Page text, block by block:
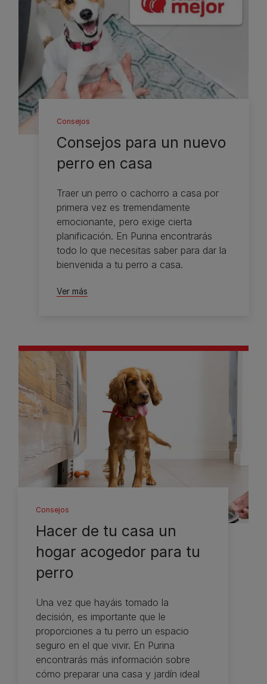
Consejos
Consejos para un nuevo
perro en casa
Traer un perro o cachorro a casa por
primera vez es tremendamente
emocionante, pero exige cierta
planificación. En Purina encontrarás
todo lo que necesitas saber para dar la
bienvenida a tu perro a casa.
Ver más
Consejos
Hacer de tu casa un
hogar acogedor para tu
perro
Una vez que hayáis tomado la
decisión, es importante que le
proporciones a tu perro un espacio
seguro en el que vivir. En Purina
encontrarás más información sobre
cómo preparar una casa y jardín ideal